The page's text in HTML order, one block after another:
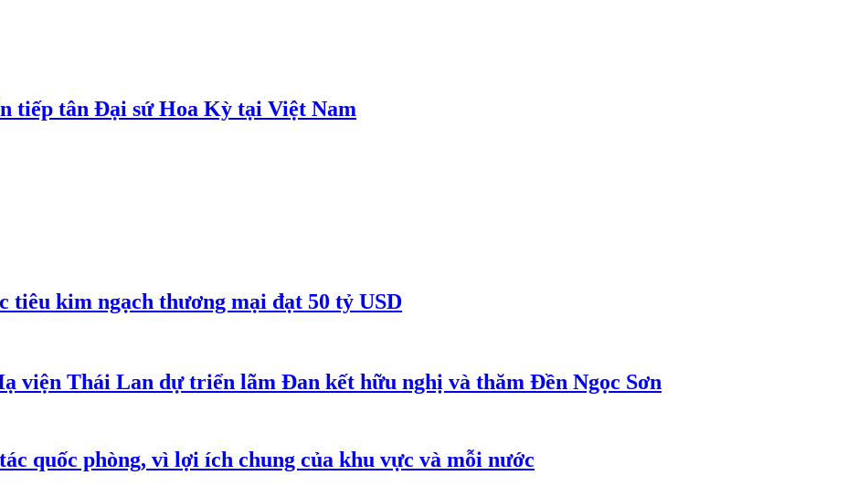
tiếp tân Đại sứ Hoa Kỳ tại Việt Nam
kim ngạch thương mại đạt 50 tỷ USD
viện Thái Lan dự triển lãm Đan kết hữu nghị và thăm Đền Ngọc Sơn
quốc phòng, vì lợi ích chung của khu vực và mỗi nước